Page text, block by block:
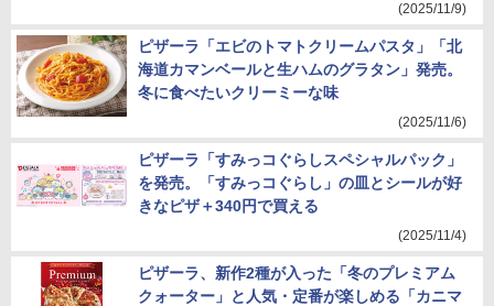
(2025/11/9)
ピザーラ「エビのトマトクリームパスタ」「北
海道カマンベールと生ハムのグラタン」発売。
冬に食べたいクリーミーな味
(2025/11/6)
ピザーラ「すみっコぐらしスペシャルパック」
を発売。「すみっコぐらし」の皿とシールが好
きなピザ＋340円で買える
(2025/11/4)
ピザーラ、新作2種が入った「冬のプレミアム
クォーター」と人気・定番が楽しめる「カニマ